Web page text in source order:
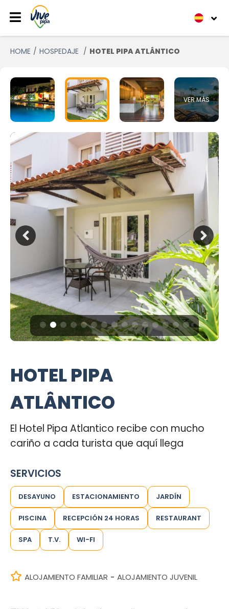
HOME HOSPEDAJE HOTEL PIPA ATLÂNTICO
VER MÁS
HOTEL PIPA
ATLÂNTICO
El Hotel Pipa Atlantico recibe con mucho
cariño a cada turista que aquí llega
SERVICIOS
DESAYUNO ESTACIONAMIENTO JARDÍN
PISCINA RECEPCIÓN 24 HORAS RESTAURANT
SPA T.V. WI-FI
ALOJAMIENTO FAMILIAR - ALOJAMIENTO JUVENIL